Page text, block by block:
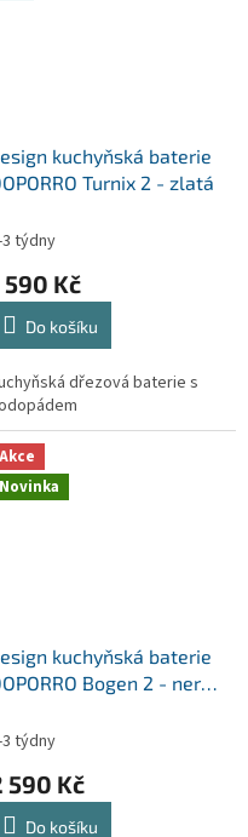
kuchyňská baterie
Turnix 2 - zlatá
týdny
590 Kč
Do košíku
dřezová baterie s
Akce
Novinka
kuchyňská baterie
Bogen 2 - nerez
týdny
590 Kč
Do košíku